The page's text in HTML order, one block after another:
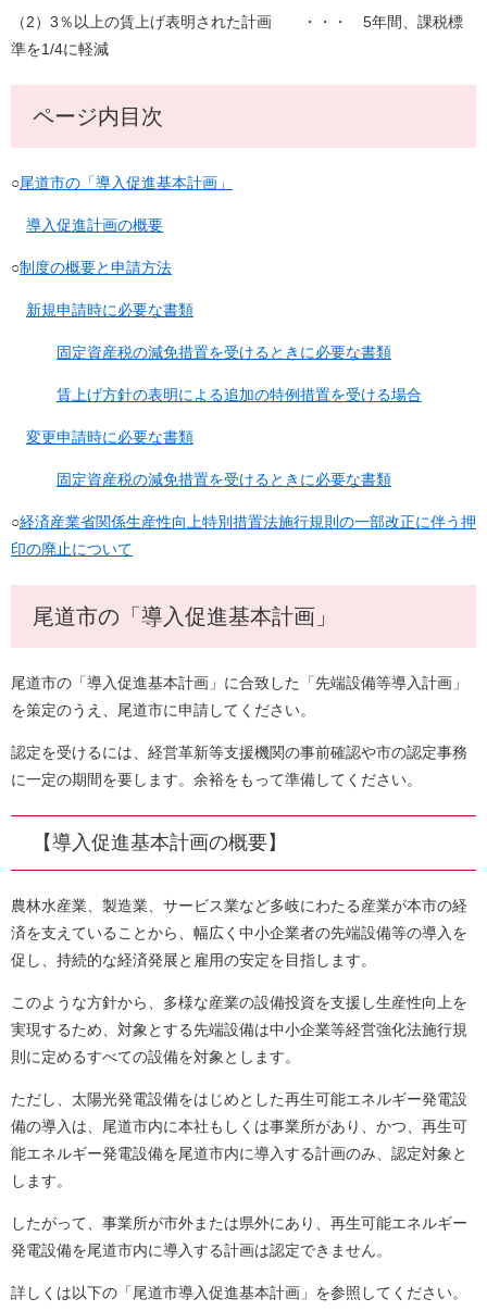
（2）3％以上の賃上げ表明された計画 ・・・ 5年間、課税標
準を1/4に軽減
ページ内目次
○尾道市の「導入促進基本計画」
導入促進計画の概要
○制度の概要と申請方法
新規申請時に必要な書類
固定資産税の減免措置を受けるときに必要な書類
賃上げ方針の表明による追加の特例措置を受ける場合
変更申請時に必要な書類
固定資産税の減免措置を受けるときに必要な書類
○経済産業省関係生産性向上特別措置法施行規則の一部改正に伴う押
印の廃止について
尾道市の「導入促進基本計画」
尾道市の「導入促進基本計画」に合致した「先端設備等導入計画」
を策定のうえ、尾道市に申請してください。
認定を受けるには、経営革新等支援機関の事前確認や市の認定事務
に一定の期間を要します。余裕をもって準備してください。
【導入促進基本計画の概要】
農林水産業、製造業、サービス業など多岐にわたる産業が本市の経
済を支えていることから、幅広く中小企業者の先端設備等の導入を
促し、持続的な経済発展と雇用の安定を目指します。
このような方針から、多様な産業の設備投資を支援し生産性向上を
実現するため、対象とする先端設備は中小企業等経営強化法施行規
則に定めるすべての設備を対象とします。
ただし、太陽光発電設備をはじめとした再生可能エネルギー発電設
備の導入は、尾道市内に本社もしくは事業所があり、かつ、再生可
能エネルギー発電設備を尾道市内に導入する計画のみ、認定対象と
します。
したがって、事業所が市外または県外にあり、再生可能エネルギー
発電設備を尾道市内に導入する計画は認定できません。
詳しくは以下の「尾道市導入促進基本計画」を参照してください。